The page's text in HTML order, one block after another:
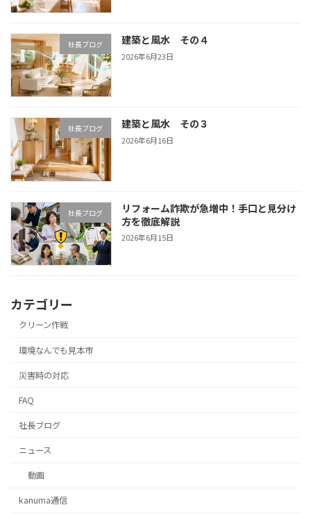
社長ブログ 建築と風水 その４
2026年6月23日
社長ブログ 建築と風水 その３
2026年6月16日
社長ブログ
リフォーム詐欺が急増中！手口と見分け
方を徹底解説
2026年6月15日
カテゴリー
クリーン作戦
環境なんでも見本市
災害時の対応
FAQ
社長ブログ
ニュース
動画
kanuma通信